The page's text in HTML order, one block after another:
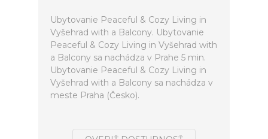
Ubytovanie Peaceful & Cozy Living in
Vyšehrad with a Balcony. Ubytovanie
Peaceful & Cozy Living in Vyšehrad with
a Balcony sa nachádza v Prahe 5 min.
Ubytovanie Peaceful & Cozy Living in
Vyšehrad with a Balcony sa nachádza v
meste Praha (Česko).